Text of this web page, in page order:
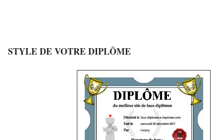
STYLE DE VOTRE DIPLÔME